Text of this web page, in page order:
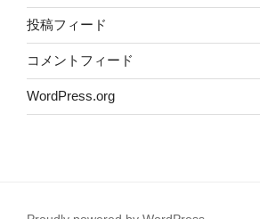
投稿フィード
コメントフィード
WordPress.org